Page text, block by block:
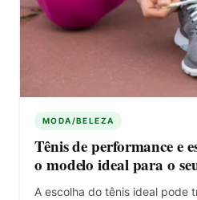
MODA/BELEZA
Tênis de performance e
o modelo ideal para o
A escolha do tênis ideal pode